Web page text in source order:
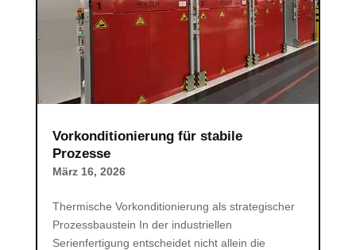
Vorkonditionierung für stabile
Prozesse
März 16, 2026
Thermische Vorkonditionierung als strategischer
Prozessbaustein In der industriellen
Serienfertigung entscheidet nicht allein die